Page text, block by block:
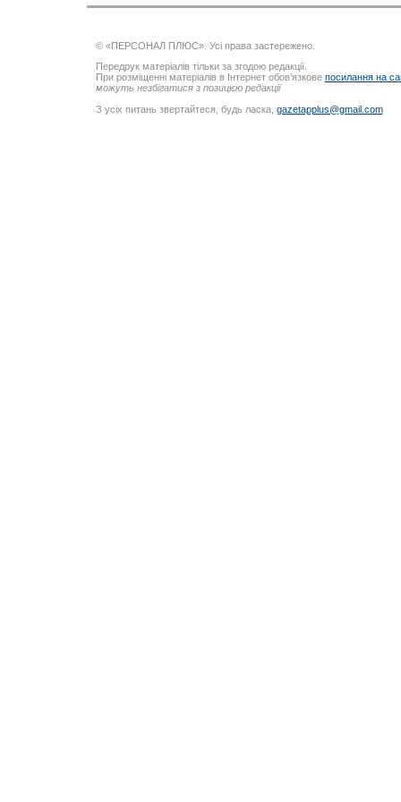
© «ПЕРСОНАЛ ПЛЮС». Усі права застережено.
Передрук матеріалів тільки за згодою редакції.
При розміщенні матеріалів в Інтернет обов’язкове посилання на
можуть незбігатися з позицією редакції
З усіх питань звертайтеся, будь ласка, gazetapplus@gmail.com